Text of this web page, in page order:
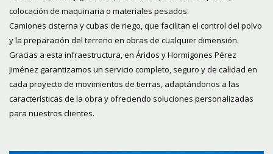
colocación de maquinaria o materiales pesados.
Camiones cisterna y cubas de riego, que facilitan el control del polvo
y la preparación del terreno en obras de cualquier dimensión.
Gracias a esta infraestructura, en Áridos y Hormigones Pérez
Jiménez garantizamos un servicio completo, seguro y de calidad en
cada proyecto de movimientos de tierras, adaptándonos a las
características de la obra y ofreciendo soluciones personalizadas
para nuestros clientes.